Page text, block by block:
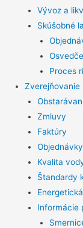
Vývoz a
Skúšobné
Proces
Zverejňovanie
Zmluvy
Faktúry
Objednávky
Kvalita
Štandardy
Informácie